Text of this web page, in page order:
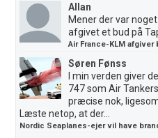
Allan
Mener der var
afgivet et bud på
Air France-KLM afgiver
Søren Fønss
I min verden giver
747 som Air
præcise nok,
Læste netop, at der...
Nordic Seaplanes-ejer vil have